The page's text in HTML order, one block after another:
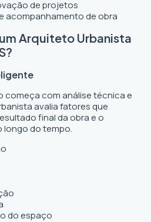
de projetos
acompanhamento de obra
Arquiteto Urbanista
começa com análise técnica e
avalia fatores que
final da obra e o
longo do tempo.
do espaço